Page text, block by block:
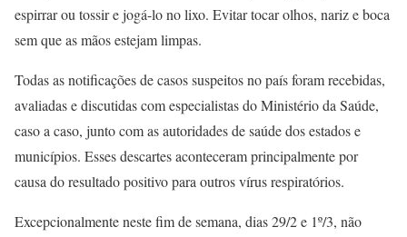
espirrar ou tossir e jogá-lo no lixo. Evitar tocar olhos, nariz e boca
sem que as mãos estejam limpas.
Todas as notificações de casos suspeitos no país foram recebidas,
avaliadas e discutidas com especialistas do Ministério da Saúde,
caso a caso, junto com as autoridades de saúde dos estados e
municípios. Esses descartes aconteceram principalmente por
causa do resultado positivo para outros vírus respiratórios.
Excepcionalmente neste fim de semana, dias 29/2 e 1º/3, não